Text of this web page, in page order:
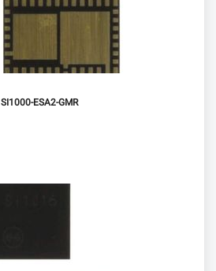
SI1000-ESA2-GMR